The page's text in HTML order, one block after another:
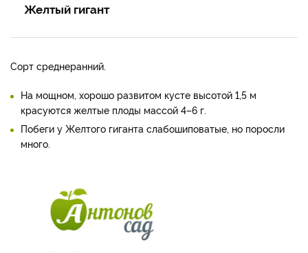
Желтый гигант
Сорт среднеранний.
На мощном, хорошо развитом кусте высотой 1,5 м
красуются желтые плоды массой 4–6 г.
Побеги у Желтого гиганта слабошиповатые, но поросли
много.